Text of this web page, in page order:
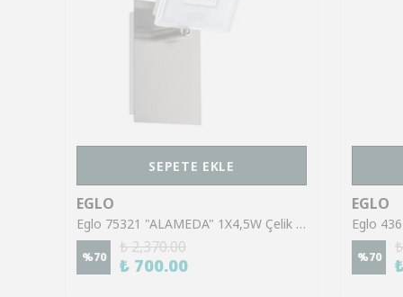
SEPETE EKLE
EGLO
Eglo 75321 "ALAMEDA" 1X4,5W Çelik Nikel Mat Sıva Üstü Spot
%70
₺ 2,370.00
₺ 700.00
EGLO
%70